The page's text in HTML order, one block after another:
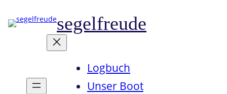
Inhalt
segelfreude
Logbuch
Unser Boot